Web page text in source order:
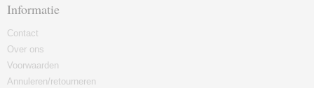
Informatie
Contact
Over ons
Voorwaarden
Annuleren/retourneren